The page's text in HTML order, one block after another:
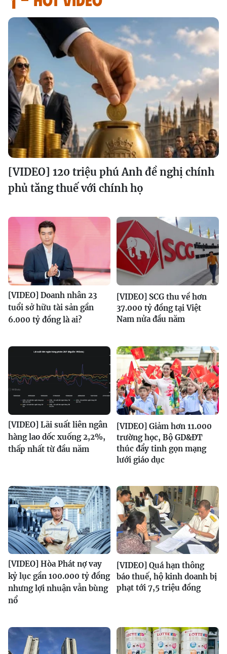
[VIDEO] 120 triệu phú Anh đề nghị chính
phủ tăng thuế với chính họ
[VIDEO] Doanh nhân 23
tuổi sở hữu tài sản gần
6.000 tỷ đồng là ai?
[VIDEO] SCG thu về hơn
37.000 tỷ đồng tại Việt
Nam nửa đầu năm
[VIDEO] Lãi suất liên ngân
hàng lao dốc xuống 2,2%,
thấp nhất từ đầu năm
[VIDEO] Giảm hơn 11.000
trường học, Bộ GD&ĐT
thúc đẩy tinh gọn mạng
lưới giáo dục
[VIDEO] Hòa Phát nợ vay
kỷ lục gần 100.000 tỷ đồng
nhưng lợi nhuận vẫn bùng
nổ
[VIDEO] Quá hạn thông
báo thuế, hộ kinh doanh bị
phạt tới 7,5 triệu đồng